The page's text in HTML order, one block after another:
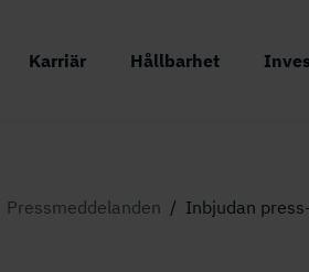
Karriär Hållbarhet
Pressmeddelanden / Inbjudan